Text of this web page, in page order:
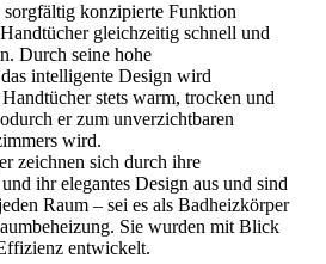
konzipierte Funktion
gleichzeitig schnell und
Durch seine hohe
intelligente Design wird
stets warm, trocken und
er zum unverzichtbaren
wird.
zeichnen sich durch ihre
ihr elegantes Design aus und sind
Raum – sei es als Badheizkörper
Sie wurden mit Blick
entwickelt.